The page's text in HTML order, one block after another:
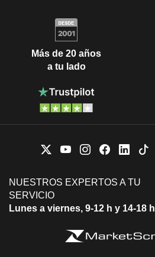
Más de 20 años
a tu lado
NUESTROS EXPERTOS A TU
SERVICIO
Lunes a viernes, 9-12 h y 14-18 h